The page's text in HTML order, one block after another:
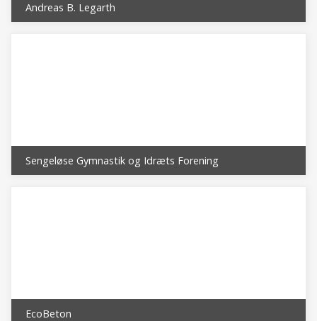
Andreas B. Legarth
Sengeløse Gymnastik og Idræts Forening
EcoBeton